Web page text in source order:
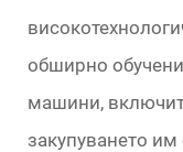
обширно
машини,
закупуването